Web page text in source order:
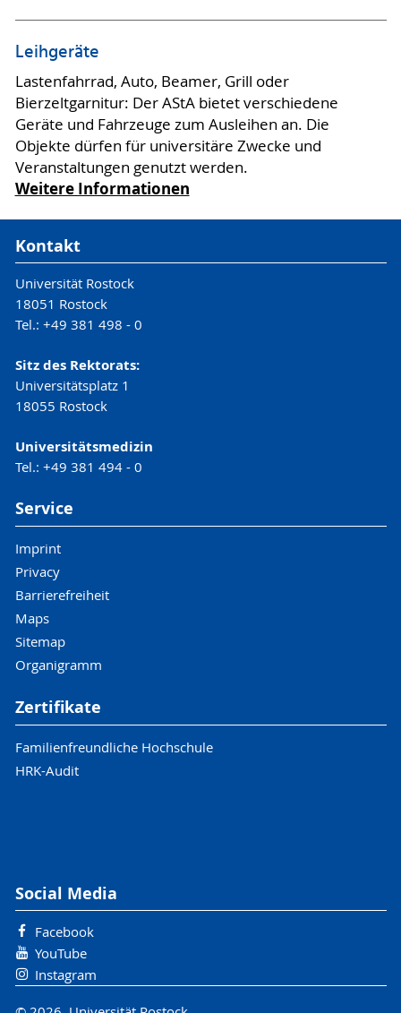
Leihgeräte
Lastenfahrrad, Auto, Beamer, Grill oder
Bierzeltgarnitur: Der AStA bietet verschiedene
Geräte und Fahrzeuge zum Ausleihen an. Die
Objekte dürfen für universitäre Zwecke und
Veranstaltungen genutzt werden.
Weitere Informationen
Kontakt
Universität Rostock
18051 Rostock
Tel.: +49 381 498 - 0
Sitz des Rektorats:
Universitätsplatz 1
18055 Rostock
Universitätsmedizin
Tel.: +49 381 494 - 0
Service
Imprint
Privacy
Barrierefreiheit
Maps
Sitemap
Organigramm
Zertifikate
Familienfreundliche Hochschule
HRK-Audit
Social Media
Facebook
YouTube
Instagram